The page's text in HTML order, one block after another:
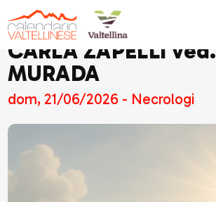
CARLA ZAPELLI ved.
MURADA
dom, 21/06/2026 - Necrologi